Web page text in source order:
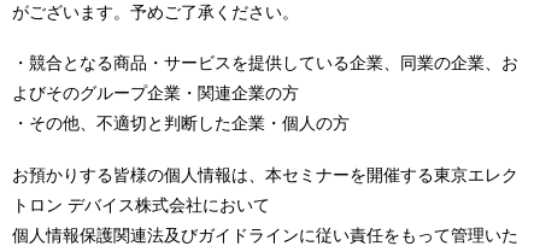
がございます。予めご了承ください。
・競合となる商品・サービスを提供している企業、同業の企業、お
よびそのグループ企業・関連企業の方
・その他、不適切と判断した企業・個人の方
お預かりする皆様の個人情報は、本セミナーを開催する東京エレク
トロン デバイス株式会社において
個人情報保護関連法及びガイドラインに従い責任をもって管理いた